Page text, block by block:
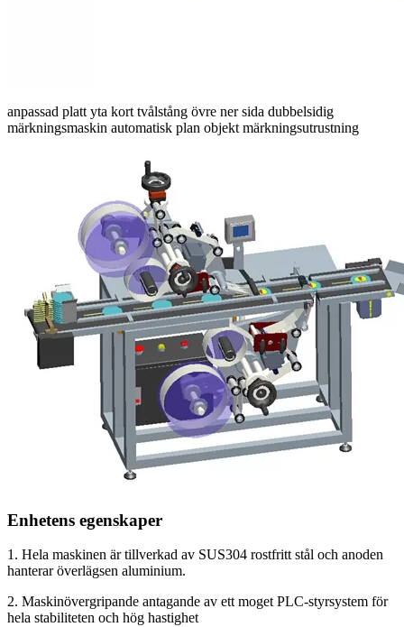
anpassad platt yta kort tvålstång övre ner sida dubbelsidig
märkningsmaskin automatisk plan objekt märkningsutrustning
Enhetens egenskaper
1. Hela maskinen är tillverkad av SUS304 rostfritt stål och anoden
hanterar överlägsen aluminium.
2. Maskinövergripande antagande av ett moget PLC-styrsystem för
hela stabiliteten och hög hastighet